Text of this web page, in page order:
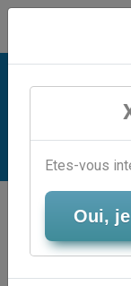
Email
Etes-vous
Oui,